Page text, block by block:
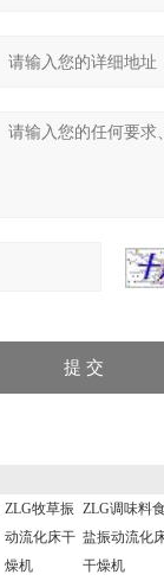
ZLG牧草振
动流化床干
燥机
ZLG调味料
盐振动流化
干燥机